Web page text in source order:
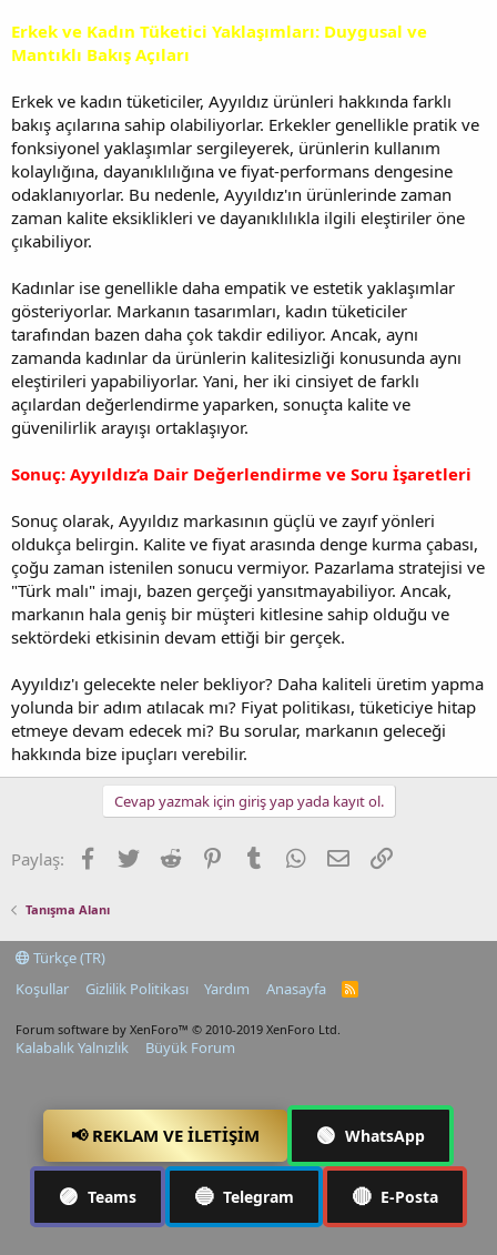
Erkek ve Kadın Tüketici Yaklaşımları: Duygusal ve
Mantıklı Bakış Açıları
Erkek ve kadın tüketiciler, Ayyıldız ürünleri hakkında farklı
bakış açılarına sahip olabiliyorlar. Erkekler genellikle pratik ve
fonksiyonel yaklaşımlar sergileyerek, ürünlerin kullanım
kolaylığına, dayanıklılığına ve fiyat-performans dengesine
odaklanıyorlar. Bu nedenle, Ayyıldız'ın ürünlerinde zaman
zaman kalite eksiklikleri ve dayanıklılıkla ilgili eleştiriler öne
çıkabiliyor.
Kadınlar ise genellikle daha empatik ve estetik yaklaşımlar
gösteriyorlar. Markanın tasarımları, kadın tüketiciler
tarafından bazen daha çok takdir ediliyor. Ancak, aynı
zamanda kadınlar da ürünlerin kalitesizliği konusunda aynı
eleştirileri yapabiliyorlar. Yani, her iki cinsiyet de farklı
açılardan değerlendirme yaparken, sonuçta kalite ve
güvenilirlik arayışı ortaklaşıyor.
Sonuç: Ayyıldız’a Dair Değerlendirme ve Soru İşaretleri
Sonuç olarak, Ayyıldız markasının güçlü ve zayıf yönleri
oldukça belirgin. Kalite ve fiyat arasında denge kurma çabası,
çoğu zaman istenilen sonucu vermiyor. Pazarlama stratejisi ve
"Türk malı" imajı, bazen gerçeği yansıtmayabiliyor. Ancak,
markanın hala geniş bir müşteri kitlesine sahip olduğu ve
sektördeki etkisinin devam ettiği bir gerçek.
Ayyıldız'ı gelecekte neler bekliyor? Daha kaliteli üretim yapma
yolunda bir adım atılacak mı? Fiyat politikası, tüketiciye hitap
etmeye devam edecek mi? Bu sorular, markanın geleceği
hakkında bize ipuçları verebilir.
Cevap yazmak için giriş yap yada kayıt ol.
Paylaş: Facebook
TwitterReddit PinterestTumblrWhatsApp
E-postaLink
Tanışma Alanı
Türkçe (TR)
Koşullar
Gizlilik Politikası Yardım Anasayfa
R
Forum software by XenForo™ © 2010-2019 XenForo Ltd.
Kalabalık Yalnızlık Büyük Forum
📢 REKLAM VE İLETIŞIM 🟢 WhatsApp
🟣 Teams 🔵 Telegram 🔴 E-Posta